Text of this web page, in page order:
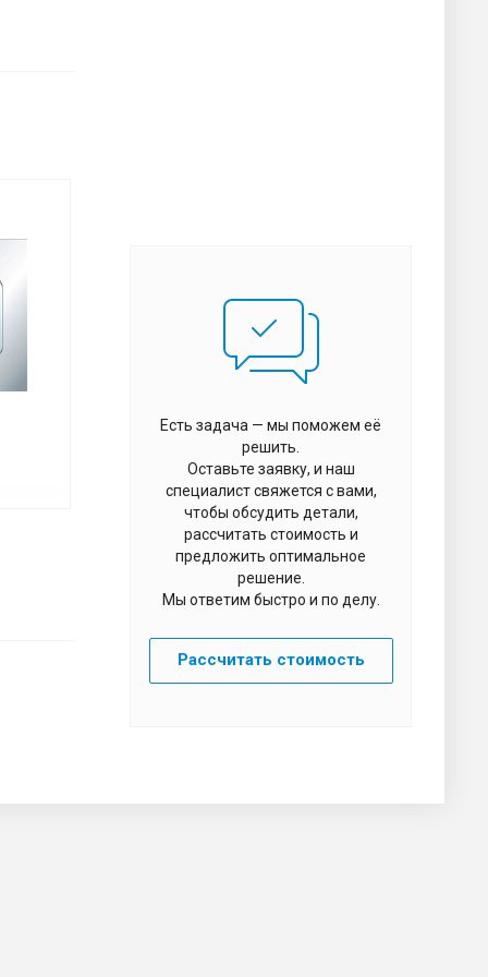
Есть задача — мы поможем её
решить.
Оставьте заявку, и наш
специалист свяжется с вами,
чтобы обсудить детали,
рассчитать стоимость и
предложить оптимальное
решение.
Мы ответим быстро и по делу.
Рассчитать стоимость